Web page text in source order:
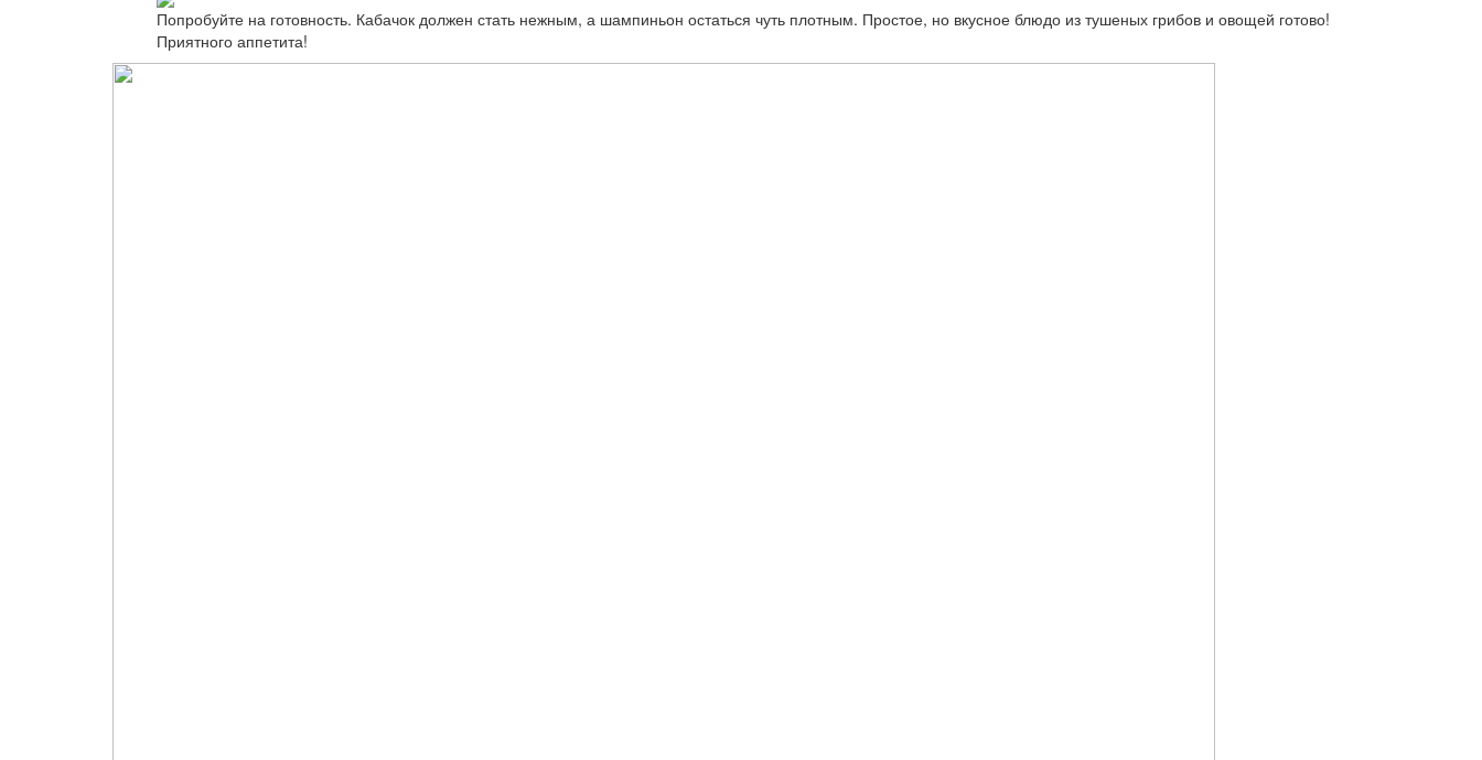
Попробуйте на готовность. Кабачок должен стать нежным, а шампиньон остаться чуть плотным. Простое, но вкусное блюдо из тушеных грибов и овощей готово!
Приятного аппетита!